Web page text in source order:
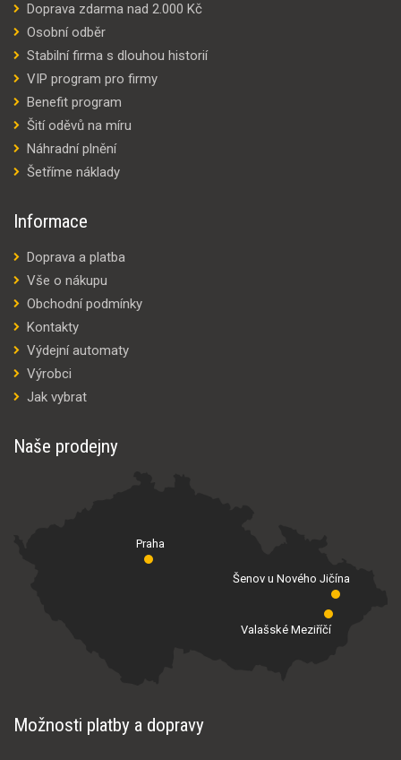
Doprava zdarma nad 2.000 Kč
Osobní odběr
Stabilní firma s dlouhou historií
VIP program pro firmy
Benefit program
Šití oděvů na míru
Náhradní plnění
Šetříme náklady
Informace
Doprava a platba
Vše o nákupu
Obchodní podmínky
Kontakty
Výdejní automaty
Výrobci
Jak vybrat
Naše prodejny
Praha
Valašské Meziříčí
Šenov u Nového Jičína
Možnosti platby a dopravy